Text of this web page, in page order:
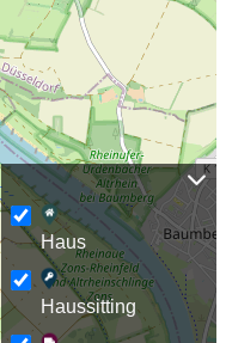
Haus
Haussitting